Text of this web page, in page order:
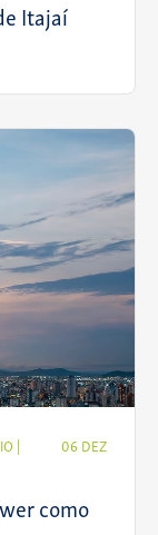
Itajaí
|
06 DEZ
como